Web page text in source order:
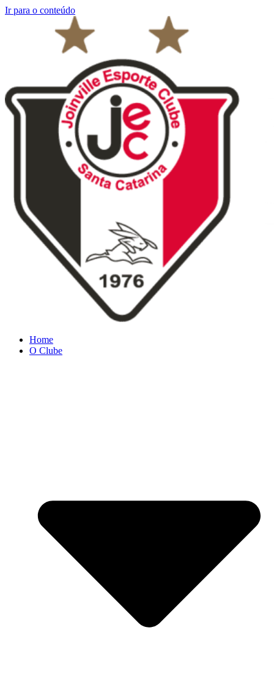
Ir para o conteúdo
Home
O Clube